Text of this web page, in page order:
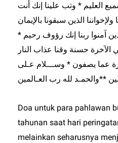
العليم * وتب علينا إنك أنت
الذين سبقونا بالإيمان
آمنوا ربنا إنك رؤوف رحيم *
الآخرة حسنة وقنا عذاب النار
عما يصفون * وســـلام عـلى
Doa untuk para pahlawan
tahunan saat hari
melainkan seharusnya